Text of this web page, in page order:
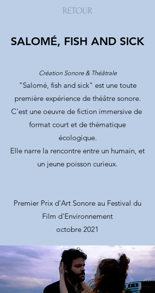
RETOUR
SALOMÉ, FISH AND SICK
Création Sonore & Théâtrale
"Salomé, fish and sick" est une toute
première expérience de théâtre sonore.
C'est une oeuvre de fiction immersive de
format court et de thématique
écologique.
Elle narre la rencontre entre un humain, et
un jeune poisson curieux.
Premier Prix d'Art Sonore au Festival du
Film d'Environnement
octobre 2021